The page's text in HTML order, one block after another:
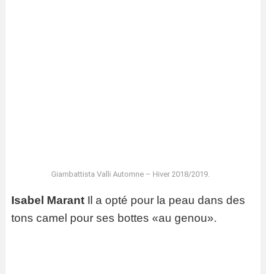
Giambattista Valli Automne – Hiver 2018/2019.
Isabel Marant Il a opté pour la peau dans des
tons camel pour ses bottes «au genou».